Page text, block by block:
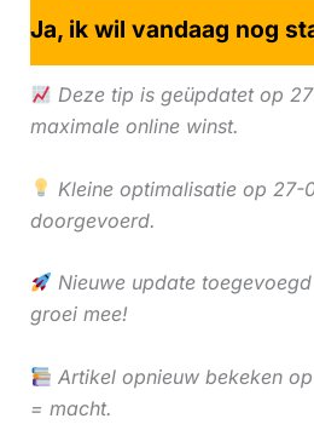
Ja, ik wil vandaag nog
Deze tip is geüpdatet op
maximale online winst.
Kleine optimalisatie op 27-
doorgevoerd.
Nieuwe update
groei mee!
Artikel opnieuw bekeken
= macht.